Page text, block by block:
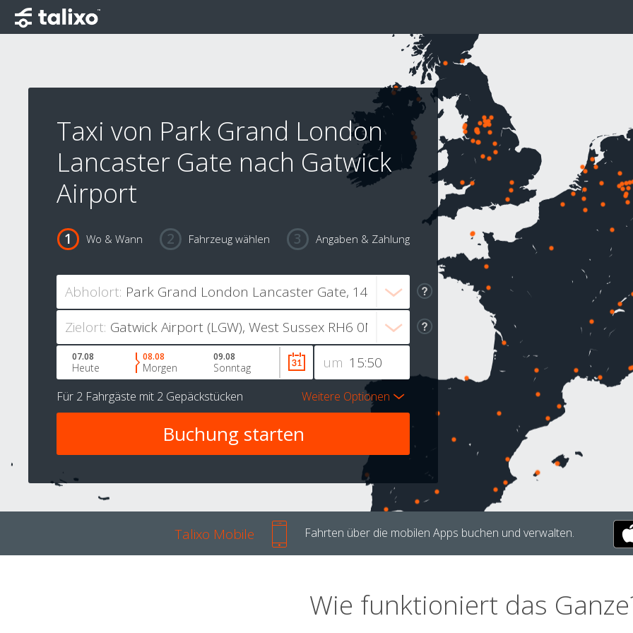
Taxi von Park Grand London
Lancaster Gate nach Gatwick
Airport
Wo & Wann Fahrzeug wählen Angaben & Zahlung
Abholort:
Zielort:
um
07.08
Heute
08.08
Morgen
09.08
Sonntag
Für 2 Fahrgäste mit 2 Gepäckstücken Weitere Optionen
Talixo Mobile Fahrten über die mobilen Apps buchen und verwalten.
Wie funktioniert das